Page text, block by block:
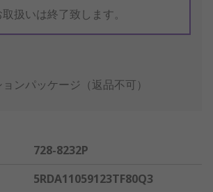
扱いは終了致します。
ンパッケージ（返品不可）
728-8232P
5RDA11059123TF80Q3